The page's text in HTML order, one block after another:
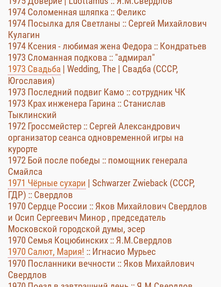
1974 Соломенная шляпка :: Феликс
1974 Посылка для Светланы :: Сергей Михайлович
Кулагин
1974 Ксения - любимая жена Федора :: Кондратьев
1973 Сломанная подкова :: "адмирал"
1973 Свадьба | Wedding, The | Свадба (СССР,
Югославия)
1973 Последний подвиг Камо :: сотрудник ЧК
1973 Крах инженера Гарина :: Станислав
Тыклинский
1972 Гроссмейстер :: Сергей Александрович
организатор сеанса одновременной игры на
курорте
1972 Бой после победы :: помощник генерала
Смайлса
1971 Чёрные сухари | Schwarzer Zwieback (СССР,
ГДР) :: Свердлов
1970 Сердце России :: Яков Михайлович Свердлов
и Осип Сергеевич Минор , председатель
Московской городской думы, эсер
1970 Семья Коцюбинских :: Я.М.Свердлов
1970 Салют, Мария! :: Игнасио Мурьес
1970 Посланники вечности :: Яков Михайлович
Свердлов